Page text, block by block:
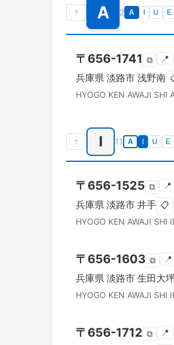
↑ A 2 A U E
〒 656-1741 ⧉ 📍
兵庫県 淡路市 浅野南
HYOGO KEN AWAJI SHI
↑ I 11 A U E
〒 656-1525 ⧉ 📍
兵庫県 淡路市 井手 📋
HYOGO KEN AWAJI SHI
〒 656-1603 ⧉ 📍
兵庫県 淡路市 生田大
HYOGO KEN AWAJI SHI
〒 656-1712 ⧉ 📍